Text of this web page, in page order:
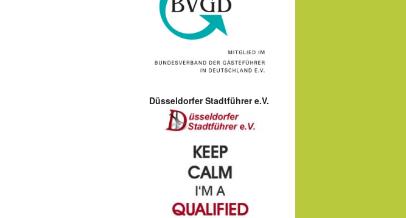
Düsseldorfer Stadtführer e.V.